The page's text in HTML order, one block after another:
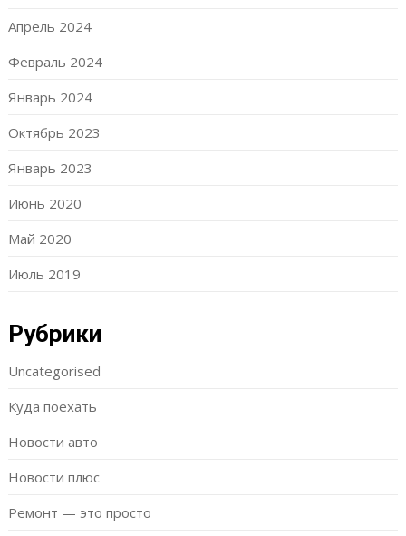
Апрель 2024
Февраль 2024
Январь 2024
Октябрь 2023
Январь 2023
Июнь 2020
Май 2020
Июль 2019
Рубрики
Uncategorised
Куда поехать
Новости авто
Новости плюс
Ремонт — это просто